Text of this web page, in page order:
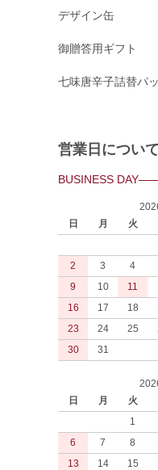
デザイン缶
御贈答用ギフト
七味唐辛子詰替パ
営業日について
BUSINESS DAY
日
月 火
2
3 4
9
10 11
16
17 18
23
24 25
30
31
日
月 火
1
6
7 8
13
14 15